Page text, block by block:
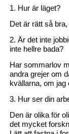
1. Hur är läget?
Det är rätt så
2. Är det inte
inte hellre bada?
Har sommarlov
andra grejer om
kvällarna, om jag
3. Hur ser din
Den är olika för
det mycket